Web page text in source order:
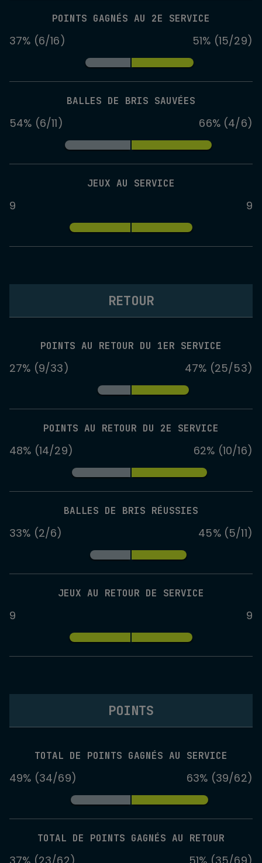
POINTS GAGNÉS AU 2E SERVICE
37% (6/16) 51% (15/29)
BALLES DE BRIS SAUVÉES
54% (6/11) 66% (4/6)
JEUX AU SERVICE
9 9
RETOUR
POINTS AU RETOUR DU 1ER SERVICE
27% (9/33) 47% (25/53)
POINTS AU RETOUR DU 2E SERVICE
48% (14/29) 62% (10/16)
BALLES DE BRIS RÉUSSIES
33% (2/6) 45% (5/11)
JEUX AU RETOUR DE SERVICE
9 9
POINTS
TOTAL DE POINTS GAGNÉS AU SERVICE
49% (34/69) 63% (39/62)
TOTAL DE POINTS GAGNÉS AU RETOUR